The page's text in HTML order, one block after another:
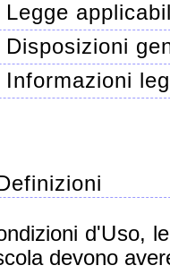
Legge
Disposizioni
Informazioni
d'Uso,
devono